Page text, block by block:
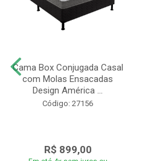
Cama Box Conjugada Casal
com Molas Ensacadas
Design América ...
Código: 27156
R$ 899,00